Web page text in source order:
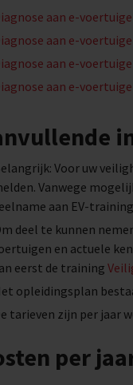
aan e-
aan e-
aan e-
aan e-
Voor uw
Vanwege
aan EV-
deel te kunnen
en actuele
eerst de training
opleidingsplan
tarieven zijn per jaar
per